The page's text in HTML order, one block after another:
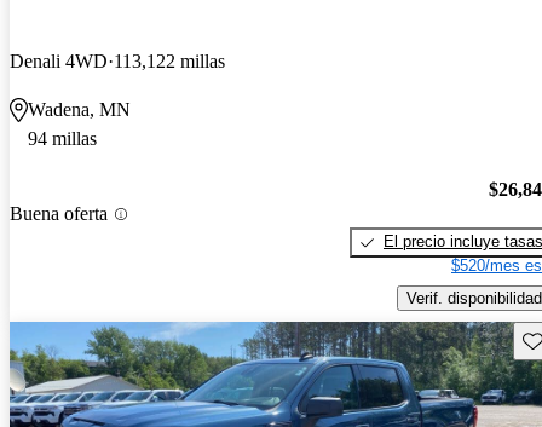
Denali 4WD 113,122 millas
Wadena, MN
94 millas
Buena oferta
El precio incluye tasas
$520/mes
Verif. disponibilidad